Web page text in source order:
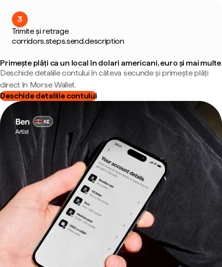
3
Trimite și retrage
corridors.steps.send.description
Primește plăți ca un local în dolari americani, euro și mai multe
Deschide detaliile contului în câteva secunde și primește plăți
direct în Morse Wallet.
Deschide detaliile contului